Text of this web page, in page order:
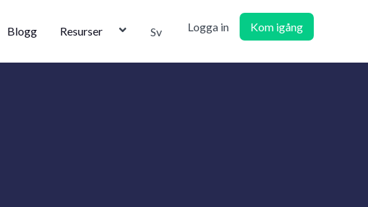
Blogg Resurser Sv Logga in Kom igång